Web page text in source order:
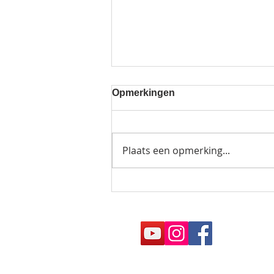
Opmerkingen
Plaats een opmerking...